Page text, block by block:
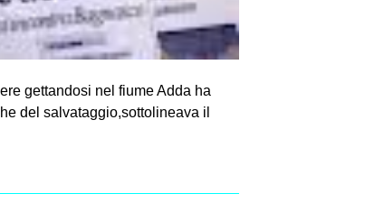
gettandosi nel fiume Adda ha
del salvataggio,sottolineava il